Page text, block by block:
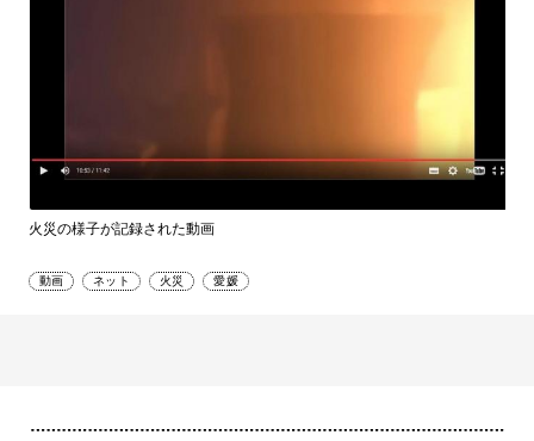
火災の様子が記録された動画
動画 ネット 火災 愛媛